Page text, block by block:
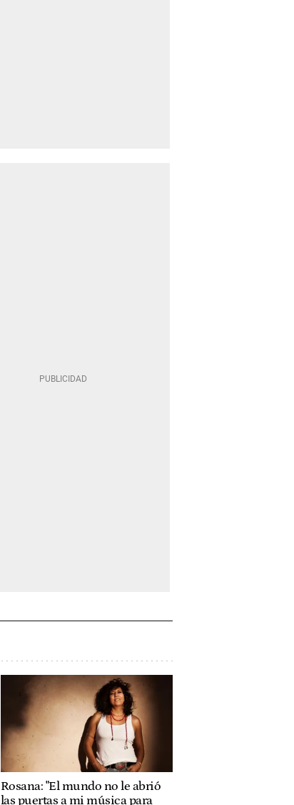
Rosana: "El mundo no le abrió
las puertas a mi música para